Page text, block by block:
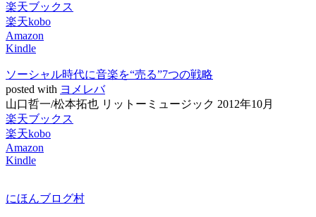
楽天ブックス
楽天kobo
Amazon
Kindle
ソーシャル時代に音楽を“売る”7つの戦略
posted with ヨメレバ
山口哲一/松本拓也 リットーミュージック 2012年10月
楽天ブックス
楽天kobo
Amazon
Kindle
にほんブログ村